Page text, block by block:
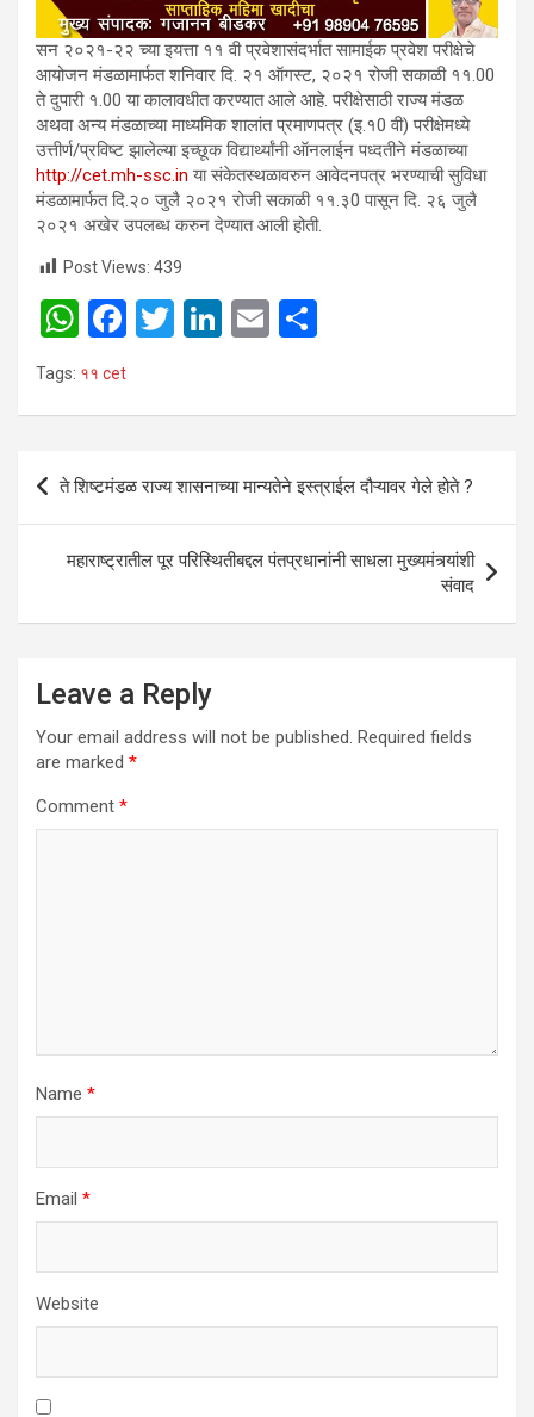
सन २०२१-२२ च्या इयत्ता ११ वी प्रवेशासंदर्भात सामाईक प्रवेश परीक्षेचे
आयोजन मंडळामार्फत शनिवार दि. २१ ऑगस्ट, २०२१ रोजी सकाळी ११.00
ते दुपारी १.00 या कालावधीत करण्यात आले आहे. परीक्षेसाठी राज्य मंडळ
अथवा अन्य मंडळाच्या माध्यमिक शालांत प्रमाणपत्र (इ.१0 वी) परीक्षेमध्ये
उत्तीर्ण/प्रविष्ट झालेल्या इच्छूक विद्यार्थ्यांनी ऑनलाईन पध्दतीने मंडळाच्या
http://cet.mh-ssc.in या संकेतस्थळावरुन आवेदनपत्र भरण्याची सुविधा
मंडळामार्फत दि.२० जुलै २०२१ रोजी सकाळी ११.३0 पासून दि. २६ जुलै
२०२१ अखेर उपलब्ध करुन देण्यात आली होती.
Post Views: 439
W
h
at
A
p
F
o
k
T
Li
n
E
Tags: ११ cet
Post
navigation
ते शिष्टमंडळ राज्य शासनाच्या मान्यतेने इस्त्राईल दौऱ्यावर गेले होते ?
महाराष्ट्रातील पूर परिस्थितीबद्दल पंतप्रधानांनी साधला मुख्यमंत्र्यांशी
संवाद
Leave a Reply
Your email address will not be published. Required fields
are marked *
Comment *
Name *
Email *
Website